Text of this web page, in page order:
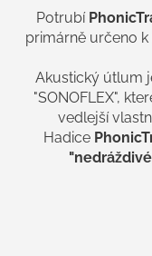
Potrubí
primárně určeno
Akustický útlum
"SONOFLEX",
vedlejší
Hadice